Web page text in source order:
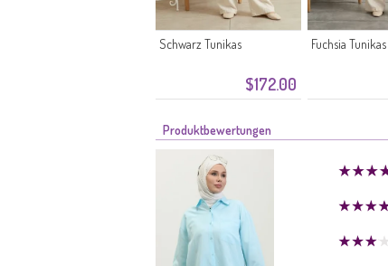
$172.00
Schwarz Tunikas Fuchsia Tunikas
Produktbewertungen